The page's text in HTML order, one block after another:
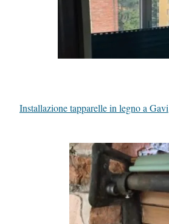
Installazione tapparelle in legno a Gavi